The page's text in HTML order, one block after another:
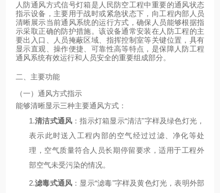
人防通风方式信号灯箱是人民防空工程中重要的通风状态
指示设备，主要用于战时或紧急状态下，向工程内部人员
清晰展示当前通风系统的运行方式，确保人员能够根据指
示采取正确的防护措施。该设备通常安装在人防工程的主
要出入口、人员掩蔽区域、指挥控制室等关键位置，具有
显示直观、操作便捷、可靠性高等特点，是保障人防工程
通风系统有效运行和人员安全的重要组成部分。
二、主要功能
（一）通风方式指示
能够清晰显示三种主要通风方式：
1.清洁式通风 ：指示灯箱显示“清洁"字样及绿色灯光，
表示此时送入工程内部的空气经过过滤、净化等处
理，空气质量符合人员长期停留要求，适用于工程外
部空气未受污染的情况。
2.滤毒式通风 ：显示“滤毒"字样及黄色灯光，表明外部